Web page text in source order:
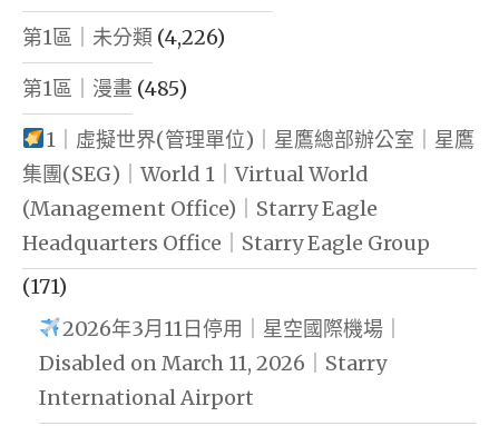
第1區｜未分類 (4,226)
第1區｜漫畫 (485)
1｜虛擬世界(管理單位)｜星鷹總部辦公室｜星鷹
集團(SEG)｜World 1｜Virtual World
(Management Office)｜Starry Eagle
Headquarters Office｜Starry Eagle Group
(171)
2026年3月11日停用｜星空國際機場｜
Disabled on March 11, 2026｜Starry
International Airport